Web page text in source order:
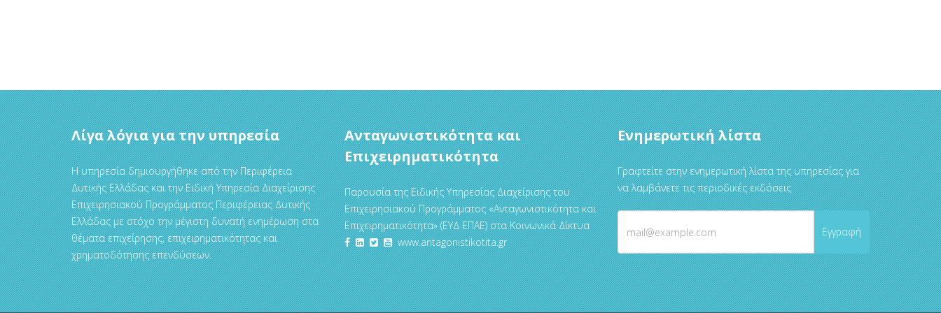
Λίγα λόγια για την υπηρεσία
Η υπηρεσία δημιουργήθηκε από την Περιφέρεια
Δυτικής Ελλάδας και την Ειδική Υπηρεσία Διαχείρισης
Επιχειρησιακού Προγράμματος Περιφέρειας Δυτικής
Ελλάδας με στόχο την μέγιστη δυνατή ενημέρωση στα
θέματα επιχείρησης, επιχειρηματικότητας και
χρηματοδότησης επενδύσεων.
Ανταγωνιστικότητα και
Επιχειρηματικότητα
Παρουσία της Ειδικής Υπηρεσίας Διαχείρισης του
Επιχειρησιακού Προγράμματος «Ανταγωνιστικότητα και
Επιχειρηματικότητα» (ΕΥΔ ΕΠΑΕ) στα Κοινωνικά Δίκτυα
www.antagonistikotita.gr
Ενημερωτική λίστα
Γραφτείτε στην ενημερωτική λίστα της υπηρεσίας για
να λαμβάνετε τις περιοδικές εκδόσεις